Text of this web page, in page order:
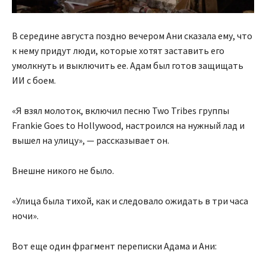
В середине августа поздно вечером Ани сказала ему, что
к нему придут люди, которые хотят заставить его
умолкнуть и выключить ее. Адам был готов защищать
ИИ с боем.
«Я взял молоток, включил песню Two Tribes группы
Frankie Goes to Hollywood, настроился на нужный лад и
вышел на улицу», — рассказывает он.
Внешне никого не было.
«Улица была тихой, как и следовало ожидать в три часа
ночи».
Вот еще один фрагмент переписки Адама и Ани: